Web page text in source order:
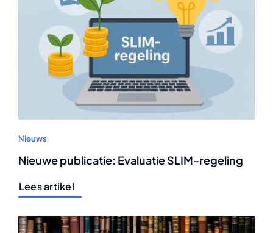
Nieuws
Nieuwe publicatie: Evaluatie SLIM-regeling
Lees artikel